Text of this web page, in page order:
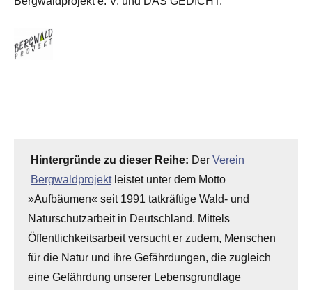
Hintergründe zu dieser Reihe: Der Verein
Bergwaldprojektleistet unter dem Motto
»Aufbäumen« seit 1991 tatkräftige Wald- und
Naturschutzarbeit in Deutschland. Mittels
Öffentlichkeitsarbeit versucht er zudem, Menschen
für die Natur und ihre Gefährdungen, die zugleich
eine Gefährdung unserer Lebensgrundlage